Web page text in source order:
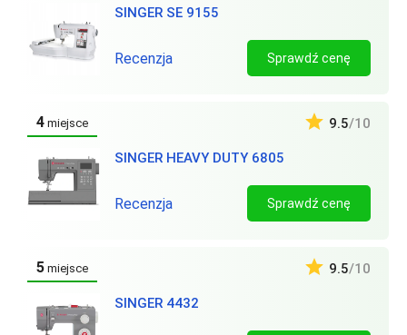
SINGER SE 9155
Recenzja Sprawdź cenę
4 miejsce
SINGER HEAVY DUTY 6805
9.5/10
Recenzja Sprawdź cenę
5 miejsce
SINGER 4432
9.5/10